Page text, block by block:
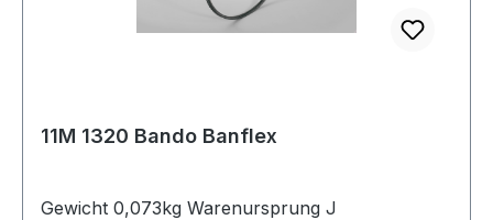
11M 1320 Bando Banflex
Gewicht 0,073kg Warenursprung J